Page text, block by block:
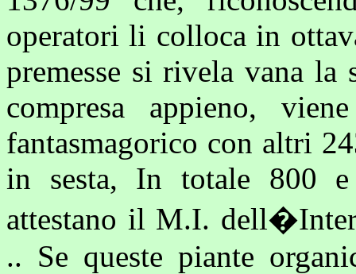
operatori li colloca in
premesse si rivela vana la
compresa appieno,
fantasmagorico con altri
in sesta, In totale 800 e
attestano il M.I.
.. Se queste piante